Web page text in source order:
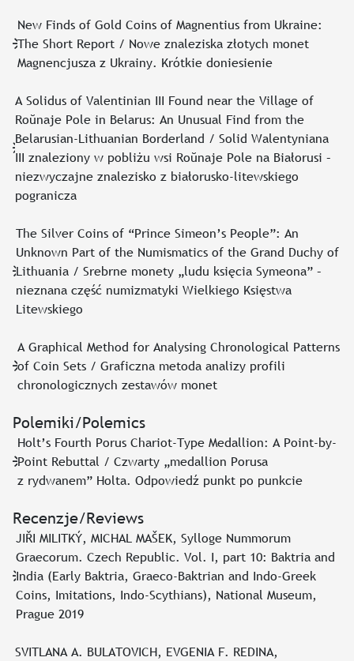
New Finds of Gold Coins of Magnentius from Ukraine:
The Short Report / Nowe znaleziska złotych monet
Magnencjusza z Ukrainy. Krótkie doniesienie
A Solidus of Valentinian III Found near the Village of
Roŭnaje Pole in Belarus: An Unusual Find from the
Belarusian-Lithuanian Borderland / Solid Walentyniana
III znaleziony w pobliżu wsi Roŭnaje Pole na Białorusi –
niezwyczajne znalezisko z białorusko-litewskiego
pogranicza
The Silver Coins of “Prince Simeon’s People”: An
Unknown Part of the Numismatics of the Grand Duchy of
Lithuania / Srebrne monety „ludu księcia Symeona” –
nieznana część numizmatyki Wielkiego Księstwa
Litewskiego
A Graphical Method for Analysing Chronological Patterns
of Coin Sets / Graficzna metoda analizy profili
chronologicznych zestawów monet
Polemiki/Polemics
Holt’s Fourth Porus Chariot-Type Medallion: A Point-by-
Point Rebuttal / Czwarty „medallion Porusa
z rydwanem” Holta. Odpowiedź punkt po punkcie
Recenzje/Reviews
JIŘI MILITKÝ, MICHAL MAŠEK, Sylloge Nummorum
Graecorum. Czech Republic. Vol. I, part 10: Baktria and
India (Early Baktria, Graeco-Baktrian and Indo-Greek
Coins, Imitations, Indo-Scythians), National Museum,
Prague 2019
SVITLANA A. BULATOVICH, EVGENIA F. REDINA,